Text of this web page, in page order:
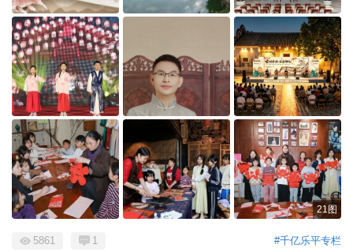
21图
#千亿乐平专栏
5861 1